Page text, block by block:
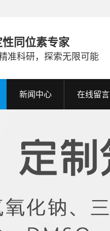
同位素专家
准科研，探索无限可能
新闻中心 在线留言